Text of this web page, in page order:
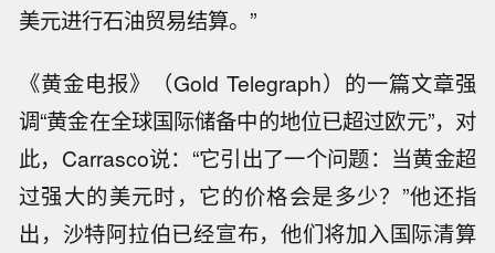
美元进行石油贸易结算。”
《黄金电报》（Gold Telegraph）的一篇文章强
调“黄金在全球国际储备中的地位已超过欧元”，对
此，Carrasco说：“它引出了一个问题：当黄金超
过强大的美元时，它的价格会是多少？”他还指
出，沙特阿拉伯已经宣布，他们将加入国际清算